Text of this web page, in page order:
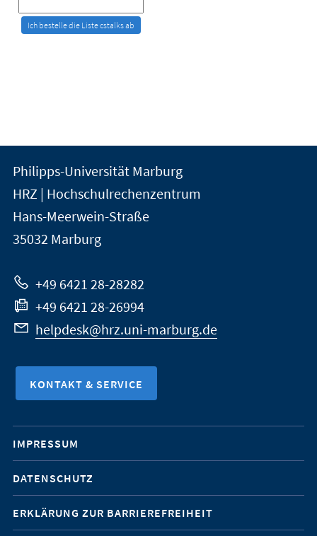
Kontakt
und
Informationen
zur
Website
der
Universität
Marburg
Philipps-Universität Marburg
HRZ | Hochschulrechenzentrum
Hans-Meerwein-Straße
35032 Marburg
+49 6421 28-28282
+49 6421 28-26994
helpdesk@hrz.uni-marburg.de
KONTAKT & SERVICE
Mobile-
Service-
Navigation
IMPRESSUM
DATENSCHUTZ
ERKLÄRUNG ZUR BARRIEREFREIHEIT